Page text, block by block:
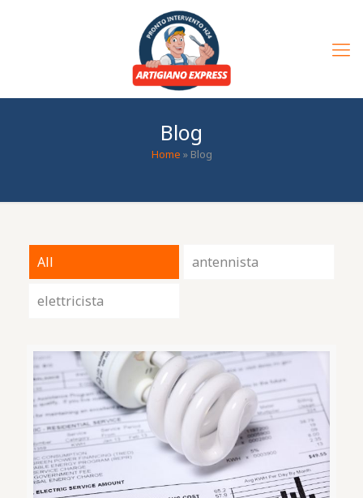
Blog
Home » Blog
All antennista
elettricista